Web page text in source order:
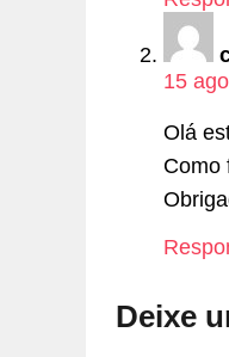
15
Olá
Como
Deixe